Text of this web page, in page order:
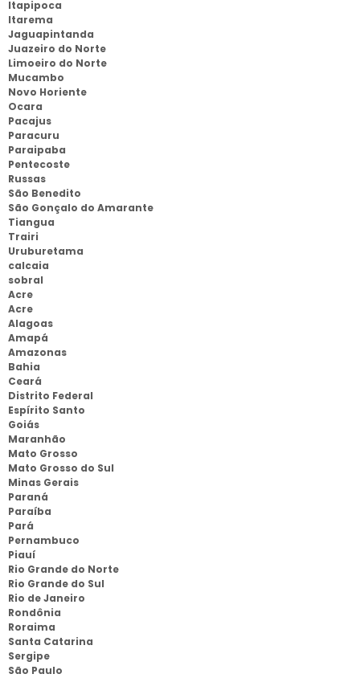
Itapipoca
Itarema
Jaguapintanda
Juazeiro do Norte
Limoeiro do Norte
Mucambo
Novo Horiente
Ocara
Pacajus
Paracuru
Paraipaba
Pentecoste
Russas
São Benedito
São Gonçalo do Amarante
Tiangua
Trairi
Uruburetama
calcaia
sobral
Acre
Acre
Alagoas
Amapá
Amazonas
Bahia
Ceará
Distrito Federal
Espírito Santo
Goiás
Maranhão
Mato Grosso
Mato Grosso do Sul
Minas Gerais
Paraná
Paraíba
Pará
Pernambuco
Piauí
Rio Grande do Norte
Rio Grande do Sul
Rio de Janeiro
Rondônia
Roraima
Santa Catarina
Sergipe
São Paulo